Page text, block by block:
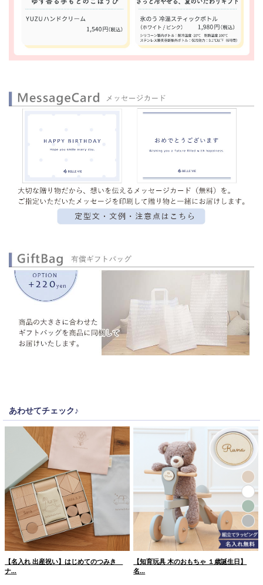
あわせてチェック♪
【名入れ 出産祝い】はじめてのつみき
ナ...
【知育玩具 木のおもちゃ １歳誕生日】
名...